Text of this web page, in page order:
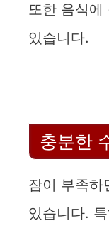
또한 음식에
있습니다.
충분한
잠이 부족하
있습니다.